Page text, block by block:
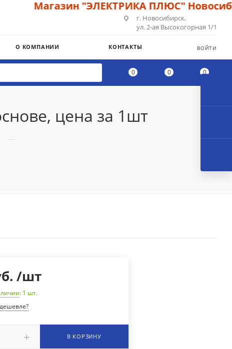
Магазин "ЭЛЕКТРИКА ПЛЮС"
г. Новосибирск,
ул. 2-ая Высокогорная 1/1
О КОМПАНИИ КОНТАКТЫ ВОЙТИ
0 0 0
цена за 1шт
—
/шт
: 1 шт.
В КОРЗИНУ